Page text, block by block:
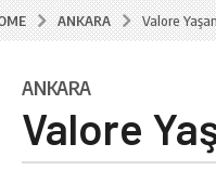
ANKARA Valore
6
y
ANKARA
Valore